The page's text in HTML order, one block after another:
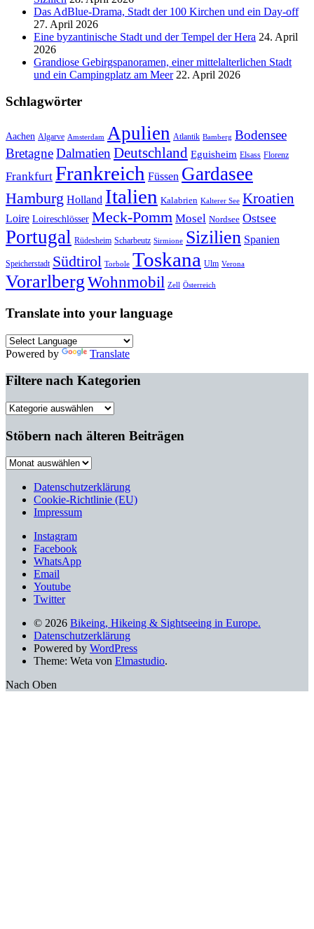
Das AdBlue-Drama, Stadt der 100 Kirchen und ein Day-off
27. April 2026
Eine byzantinische Stadt und der Tempel der Hera 24. April
2026
Grandiose Gebirgspanoramen, einer mittelalterlichen Stadt
und ein Campingplatz am Meer 22. April 2026
Schlagwörter
Aachen Algarve Amsterdam Apulien Atlantik Bamberg Bodensee
BretagneDalmatien Deutschland Eguisheim Elsass Florenz
Frankfurt Frankreich Füssen Gardasee
Hamburg Holland Italien Kalabrien Kalterer See Kroatien
Loire Loireschlösser Meck-Pomm Mosel Nordsee Ostsee
Portugal Rüdesheim Scharbeutz Sirmione Sizilien Spanien
Speicherstadt Südtirol Torbole Toskana Ulm Verona
VorarlbergWohnmobil Zell Österreich
Translate into your language
Powered by Translate
Filtere nach Kategorien
Filtere
Kategorien
Stöbern nach älteren Beiträgen
Stöbern
älteren
Beiträgen
Datenschutzerklärung
Cookie-Richtlinie (EU)
Impressum
Instagram
Facebook
WhatsApp
Email
Youtube
Twitter
© 2026 Bikeing, Hikeing & Sightseeing in Europe.
Datenschutzerklärung
Powered by WordPress
Theme: Weta von Elmastudio.
Nach Oben